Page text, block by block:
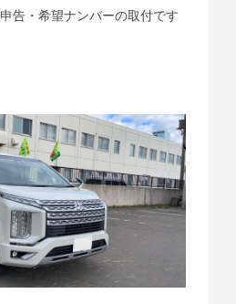
告・希望ナンバーの取付です